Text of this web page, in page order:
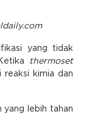
yang tidak
thermoset
kimia dan
yang lebih tahan